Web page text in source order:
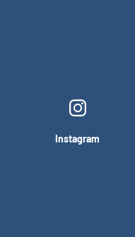
Instagram